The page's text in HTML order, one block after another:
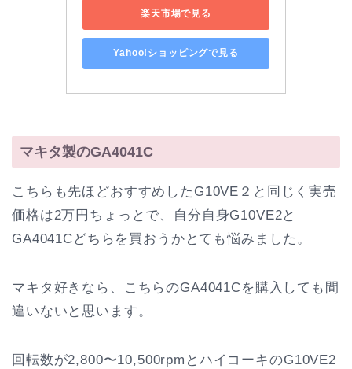
楽天市場で見る
Yahoo!ショッピングで見る
マキタ製のGA4041C
こちらも先ほどおすすめしたG10VE２と同じく実売
価格は2万円ちょっとで、自分自身G10VE2と
GA4041Cどちらを買おうかとても悩みました。
マキタ好きなら、こちらのGA4041Cを購入しても間
違いないと思います。
回転数が2,800〜10,500rpmとハイコーキのG10VE2